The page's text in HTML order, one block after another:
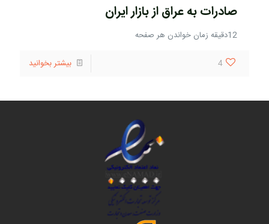
صادرات به عراق از بازار ایران
12دقیقه زمان خواندن هر صفحه
4 بیشتر بخوانید